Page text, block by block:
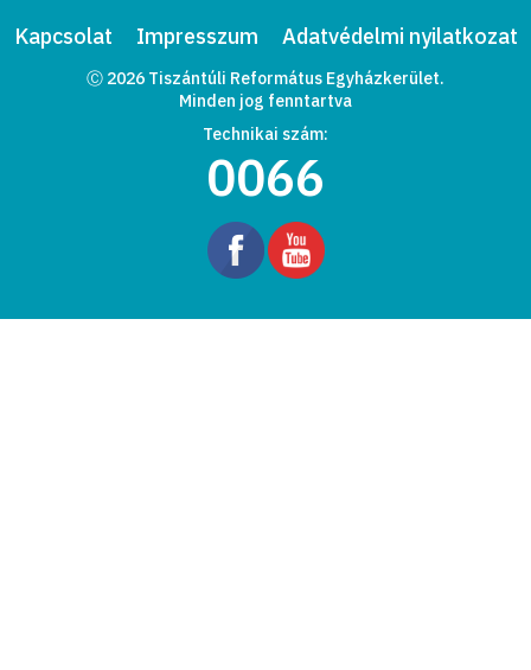
Kapcsolat Impresszum Adatvédelmi nyilatkozat
Ⓒ 2026 Tiszántúli Református Egyházkerület.
Minden jog fenntartva
Technikai szám:
0066